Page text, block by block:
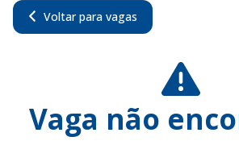
Voltar para vagas
Vaga não